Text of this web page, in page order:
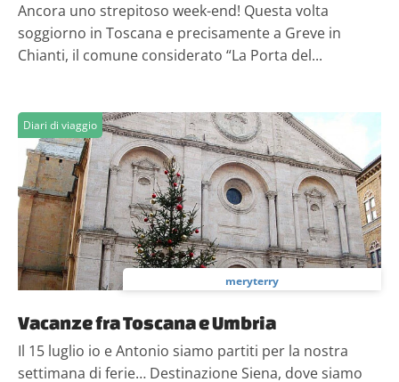
Ancora uno strepitoso week-end! Questa volta
soggiorno in Toscana e precisamente a Greve in
Chianti, il comune considerato “La Porta del...
Diari di viaggio
meryterry
Vacanze fra Toscana e Umbria
Il 15 luglio io e Antonio siamo partiti per la nostra
settimana di ferie… Destinazione Siena, dove siamo